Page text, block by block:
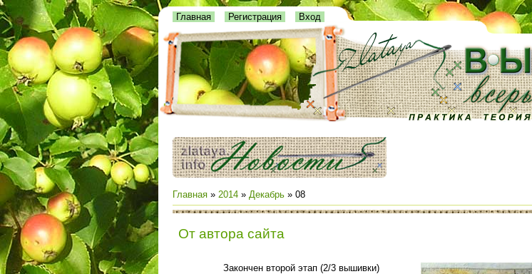
Главная Регистрация Вход
Главная » 2014 » Декабрь » 08
От автора сайта
Закончен второй этап (2/3 вышивки)